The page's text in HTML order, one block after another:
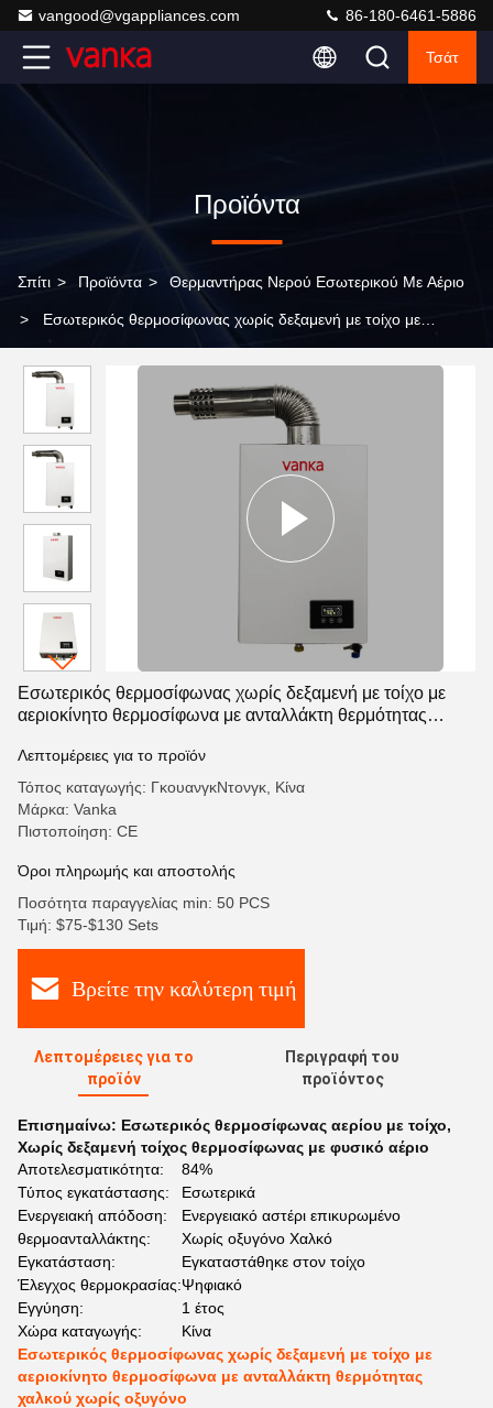
vangood@vgappliances.com 86-180-6461-5886
Τσάτ
Προϊόντα
Σπίτι > Προϊόντα > Θερμαντήρας Νερού Εσωτερικού Με Αέριο
> Εσωτερικός θερμοσίφωνας χωρίς δεξαμενή με τοίχο με
χωρίς οξυγόνο
Εσωτερικός θερμοσίφωνας χωρίς δεξαμενή με τοίχο με
αεριοκίνητο θερμοσίφωνα με ανταλλάκτη θερμότητας
Λεπτομέρειες για το προϊόν
Τόπος καταγωγής: ΓκουανγκΝτονγκ, Κίνα
Μάρκα: Vanka
Πιστοποίηση: CE
Όροι πληρωμής και αποστολής
Ποσότητα παραγγελίας min: 50 PCS
Τιμή: $75-$130 Sets
Βρείτε την καλύτερη τιμή
Λεπτομέρειες για το
προϊόν
Περιγραφή του
προϊόντος
Επισημαίνω: Εσωτερικός θερμοσίφωνας αερίου με τοίχο,
Χωρίς δεξαμενή τοίχος θερμοσίφωνας με φυσικό αέριο
Αποτελεσματικότητα:
84%
Τύπος εγκατάστασης:
Εσωτερικά
Ενεργειακή απόδοση:
Ενεργειακό αστέρι επικυρωμένο
θερμοανταλλάκτης:
Χωρίς οξυγόνο Χαλκό
Εγκατάσταση:
Εγκαταστάθηκε στον τοίχο
Έλεγχος θερμοκρασίας:Ψηφιακό
Εγγύηση:
1 έτος
Χώρα καταγωγής:
Κίνα
Εσωτερικός θερμοσίφωνας χωρίς δεξαμενή με τοίχο με
αεριοκίνητο θερμοσίφωνα με ανταλλάκτη θερμότητας
χαλκού χωρίς οξυγόνο